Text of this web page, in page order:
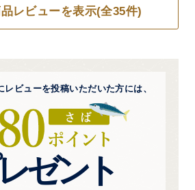
レビューを表示(全35件)
レビューを投稿いただいた方には、
ゼント